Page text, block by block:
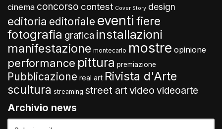
cinema concorso contest Cover Story design
editoria editoriale eventi fiere
fotografia grafica installazioni
manifestazione montecarlo mostre opinione
performance pittura premiazione
Pubblicazione real art Rivista d'Arte
scultura streaming street art video videoarte
Archivio news